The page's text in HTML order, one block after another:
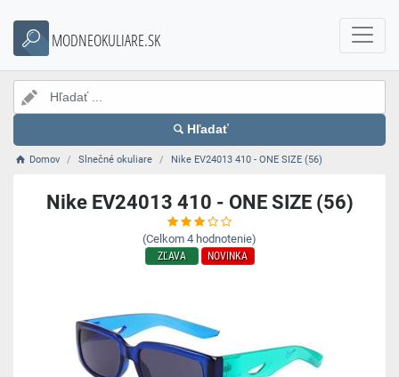
MODNEOKULIARE.SK
Hľadať
Domov Slnečné okuliare Nike EV24013 410 - ONE SIZE (56)
Nike EV24013 410 - ONE SIZE (56)
(Celkom 4 hodnotenie)
ZĽAVA NOVINKA